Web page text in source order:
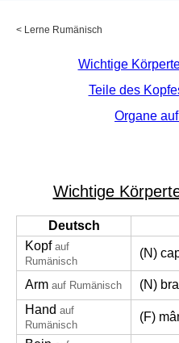
< Lerne Rumänisch
Wichtige
Teile des
Organe
Wichtige
Deutsch
Kopf auf
Rumänisch
(N)
Arm auf Rumänisch
(N)
Hand auf
Rumänisch
(F)